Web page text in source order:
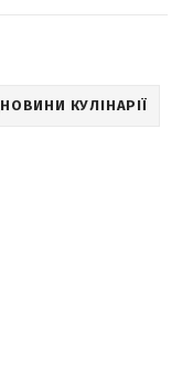
НОВИНИ КУЛІНАРІЇ